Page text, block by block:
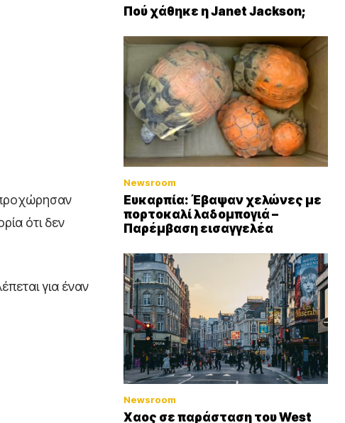
ότι δεν
για έναν
Πού χάθηκε η Janet Jackson;
Newsroom
Ευκαρπία: Έβαψαν χελώνες με
πορτοκαλί λαδομπογιά –
Παρέμβαση εισαγγελέα
Newsroom
Xαος σε παράσταση του West